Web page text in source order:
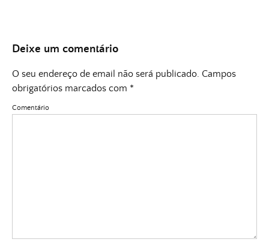
Deixe um comentário
O seu endereço de email não será publicado. Campos
obrigatórios marcados com *
Comentário